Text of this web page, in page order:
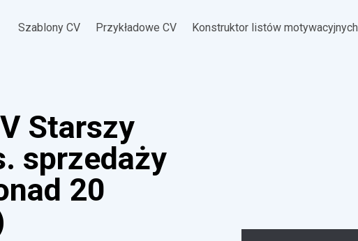
Szablony CV Przykładowe CV Konstruktor listów motywacyjnych
Starszy
sprzedaży
20